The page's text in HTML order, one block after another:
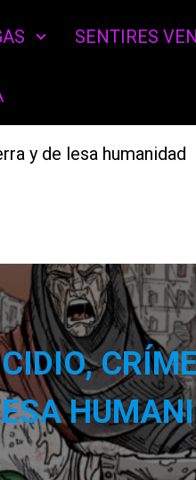
SENTIRES
y de lesa humanidad